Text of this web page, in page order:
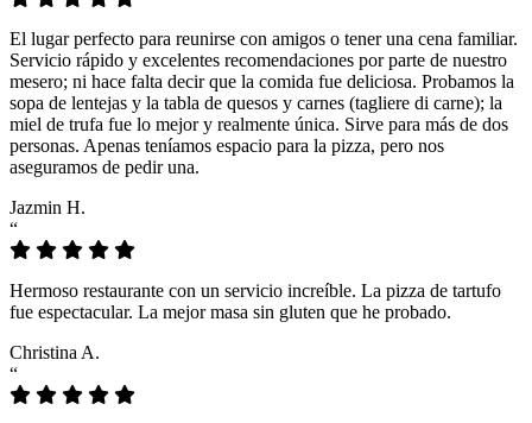
El lugar perfecto para reunirse con amigos o tener una cena familiar.
Servicio rápido y excelentes recomendaciones por parte de nuestro
mesero; ni hace falta decir que la comida fue deliciosa. Probamos la
sopa de lentejas y la tabla de quesos y carnes (tagliere di carne); la
miel de trufa fue lo mejor y realmente única. Sirve para más de dos
personas. Apenas teníamos espacio para la pizza, pero nos
aseguramos de pedir una.
Jazmin H.
“
Hermoso restaurante con un servicio increíble. La pizza de tartufo
fue espectacular. La mejor masa sin gluten que he probado.
Christina A.
“